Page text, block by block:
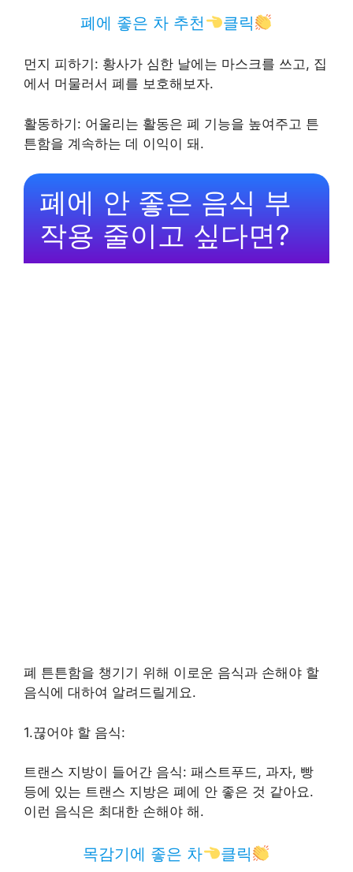
폐에 좋은 차 추천 클릭
먼지 피하기: 황사가 심한 날에는 마스크를 쓰고, 집
에서 머물러서 폐를 보호해보자.
활동하기: 어울리는 활동은 폐 기능을 높여주고 튼
튼함을 계속하는 데 이익이 돼.
폐에 안 좋은 음식 부
작용 줄이고 싶다면?
폐 튼튼함을 챙기기 위해 이로운 음식과 손해야 할
음식에 대하여 알려드릴게요.
1.끊어야 할 음식:
트랜스 지방이 들어간 음식: 패스트푸드, 과자, 빵
등에 있는 트랜스 지방은 폐에 안 좋은 것 같아요.
이런 음식은 최대한 손해야 해.
목감기에 좋은 차 클릭